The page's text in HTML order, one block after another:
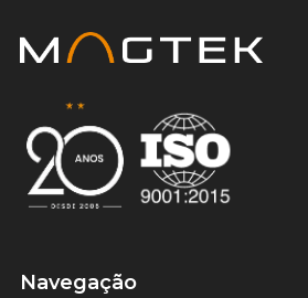
Certificado ISO 9001
Navegação